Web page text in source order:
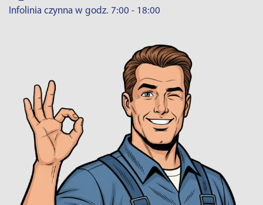
Infolinia czynna w godz. 7:00 - 18:00